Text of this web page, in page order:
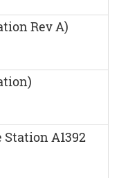
Rev A)
Station A1392